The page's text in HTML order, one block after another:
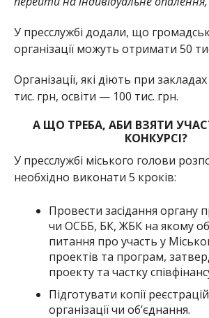
У пресслужбі додали, що
організації можуть отримати 50
Організації, які діють при
тис. грн, освіти — 100 тис. грн.
А ЩО ТРЕБА, АБИ ВЗЯТИ
КОНКУРСІ?
У пресслужбі міського голови
необхідно виконати 5 кроків:
Провести засідання органу
чи ОСББ, БК, ЖБК на якому
питання про участь у
проектів та програм,
проекту та частку
Підготувати копії
організації чи об’єднання.